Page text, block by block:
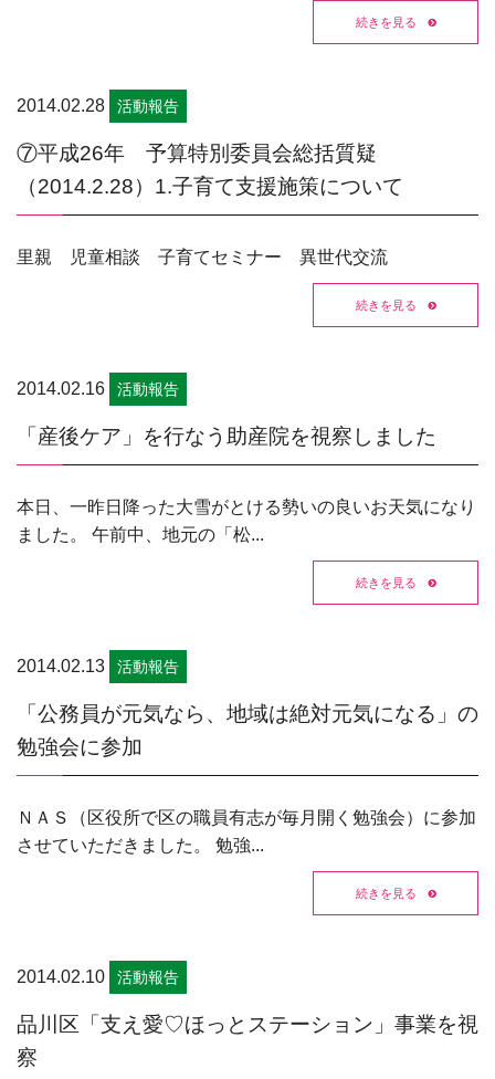
続きを見る
2014.02.28 活動報告
⑦平成26年 予算特別委員会総括質疑
（2014.2.28）1.子育て支援施策について
里親 児童相談 子育てセミナー 異世代交流
続きを見る
2014.02.16 活動報告
「産後ケア」を行なう助産院を視察しました
本日、一昨日降った大雪がとける勢いの良いお天気になり
ました。 午前中、地元の「松...
続きを見る
2014.02.13 活動報告
「公務員が元気なら、地域は絶対元気になる」の
勉強会に参加
ＮＡＳ（区役所で区の職員有志が毎月開く勉強会）に参加
させていただきました。 勉強...
続きを見る
2014.02.10 活動報告
品川区「支え愛♡ほっとステーション」事業を視
察